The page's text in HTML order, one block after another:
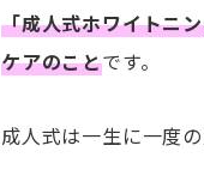
「成人式ホワイトニ
ケアのことです。
成人式は一生に一度の